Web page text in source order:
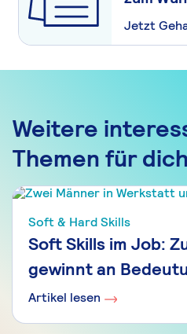
Jetzt
Weitere
Themen für dich
Soft & Hard Skills
Soft Skills im Job:
gewinnt an
Artikel lesen